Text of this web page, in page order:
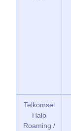
Telkomsel
Halo
Roaming /